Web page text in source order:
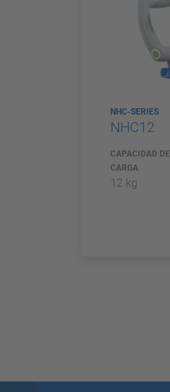
NHC-SERIES
NHC12
CAPACIDAD DE
CARGA
12 kg